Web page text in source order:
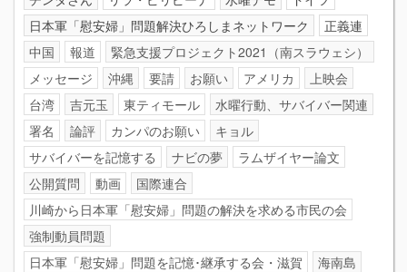
日本軍「慰安婦」問題解決ひろしまネットワーク
正義連
中国
報道
緊急支援プロジェクト2021（南スラウェシ）
メッセージ
沖縄 要請 お願い アメリカ
上映会
台湾
吉元玉 東ティモール
水曜行動、サバイバー関連
署名
論評 カンパのお願い
キョル
サバイバーを記憶する
ナビの夢
ラムザイヤー論文
公開質問
動画
国際連合
川崎から日本軍「慰安婦」問題の解決を求める市民の会
強制動員問題
日本軍「慰安婦」問題を記憶･継承する会・滋賀
海南島